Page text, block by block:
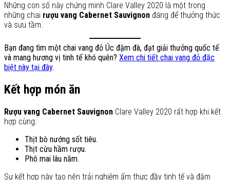
Những con số này chứng minh Clare Valley 2020 là một trong
những chai rượu vang Cabernet Sauvignon đáng để thưởng thức
và sưu tầm.
Bạn đang tìm một chai vang đỏ Úc đậm đà, đạt giải thưởng quốc tế
và mang hương vị tinh tế khó quên? Xem chi tiết chai vang đỏ đặc
biệt này tại đây.
Kết hợp món ăn
Rượu vang Cabernet Sauvignon Clare Valley 2020 rất hợp khi kết
hợp cùng:
Thịt bò nướng sốt tiêu.
Thịt cừu hầm rượu.
Phô mai lâu năm.
Sự kết hợp này tạo nên trải nghiệm ẩm thực đầy tinh tế và đậm